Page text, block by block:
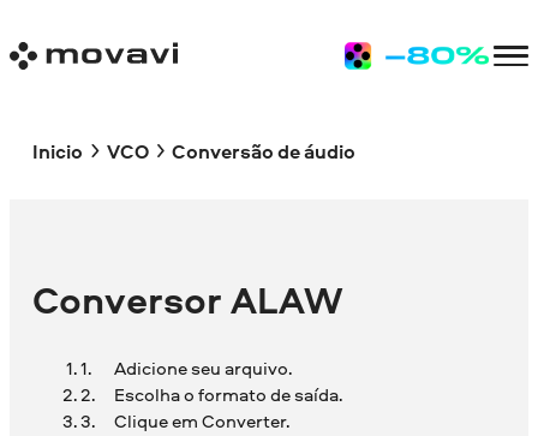
Inicio VCO Conversão de áudio
Conversor ALAW
Adicione seu arquivo.
Escolha o formato de saída.
Clique em Converter.